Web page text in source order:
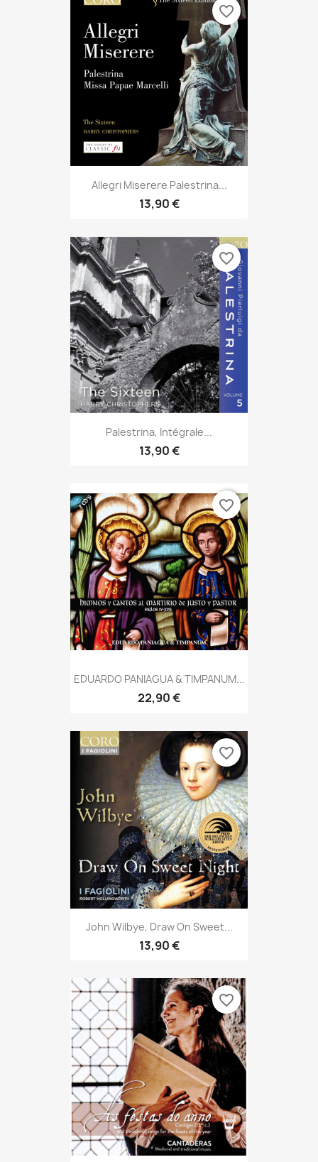
Allegri Miserere Palestrina...
13,90 €
favorite_border
Palestrina, Intégrale...
13,90 €
favorite_border
EDUARDO PANIAGUA & TIMPANUM...
22,90 €
favorite_border
John Wilbye, Draw On Sweet...
13,90 €
favorite_border
favorite_border